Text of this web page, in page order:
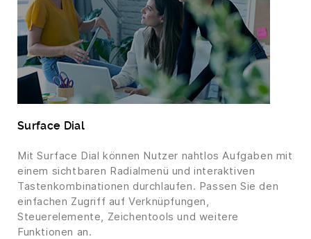
Surface Dial
Mit Surface Dial können Nutzer nahtlos Aufgaben mit
einem sichtbaren Radialmenü und interaktiven
Tastenkombinationen durchlaufen. Passen Sie den
einfachen Zugriff auf Verknüpfungen,
Steuerelemente, Zeichentools und weitere
Funktionen an.